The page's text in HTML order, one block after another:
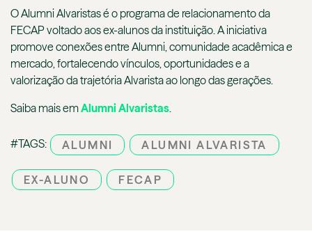
O Alumni Alvaristas é o programa de relacionamento da
FECAP voltado aos ex-alunos da instituição. A iniciativa
promove conexões entre Alumni, comunidade acadêmica e
mercado, fortalecendo vínculos, oportunidades e a
valorização da trajetória Alvarista ao longo das gerações.
Saiba mais emAlumni Alvaristas.
#TAGS: ALUMNI ALUMNI ALVARISTA
EX-ALUNO FECAP